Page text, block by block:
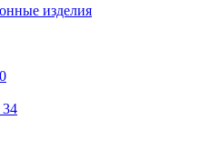
изделия
34